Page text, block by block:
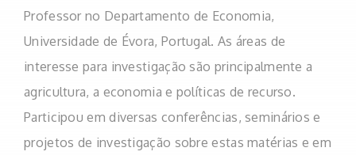
Professor no Departamento de Economia,
Universidade de Évora, Portugal. As áreas de
interesse para investigação são principalmente a
agricultura, a economia e políticas de recurso.
Participou em diversas conferências, seminários e
projetos de investigação sobre estas matérias e em